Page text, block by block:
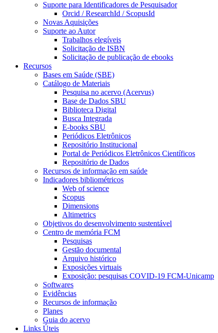
Suporte para Identificadores de Pesquisador
Orcid / ResearchId / ScopusId
Novas Aquisições
Suporte ao Autor
Trabalhos elegíveis
Solicitação de ISBN
Solicitação de publicação de ebooks
Recursos
Bases em Saúde (SBE)
Catálogo de Materiais
Pesquisa no acervo (Acervus)
Base de Dados SBU
Biblioteca Digital
Busca Integrada
E-books SBU
Periódicos Eletrônicos
Repositório Institucional
Portal de Periódicos Eletrônicos Científicos
Repositório de Dados
Recursos de informação em saúde
Indicadores bibliométricos
Web of science
Scopus
Dimensions
Altimetrics
Objetivos do desenvolvimento sustentável
Centro de memória FCM
Pesquisas
Gestão documental
Arquivo histórico
Exposições virtuais
Exposição: pesquisas COVID-19 FCM-Unicamp
Softwares
Evidências
Recursos de informação
Planes
Guia do acervo
Links Úteis